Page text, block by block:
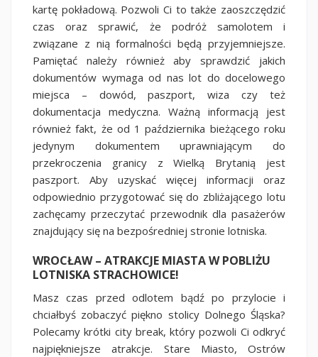
kartę pokładową. Pozwoli Ci to także zaoszczędzić
czas oraz sprawić, że podróż samolotem i
związane z nią formalności będą przyjemniejsze.
Pamiętać należy również aby sprawdzić jakich
dokumentów wymaga od nas lot do docelowego
miejsca – dowód, paszport, wiza czy też
dokumentacja medyczna. Ważną informacją jest
również fakt, że od 1 października bieżącego roku
jedynym dokumentem uprawniającym do
przekroczenia granicy z Wielką Brytanią jest
paszport. Aby uzyskać więcej informacji oraz
odpowiednio przygotować się do zbliżającego lotu
zachęcamy przeczytać przewodnik dla pasażerów
znajdujący się na bezpośredniej stronie lotniska.
WROCŁAW – ATRAKCJE MIASTA W POBLIŻU
LOTNISKA STRACHOWICE!
Masz czas przed odlotem bądź po przylocie i
chciałbyś zobaczyć piękno stolicy Dolnego Śląska?
Polecamy krótki city break, który pozwoli Ci odkryć
najpiękniejsze atrakcje. Stare Miasto, Ostrów